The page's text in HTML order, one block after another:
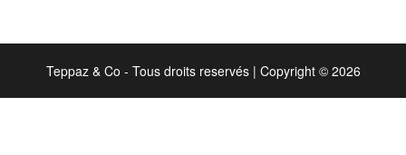
Teppaz & Co - Tous droits reservés | Copyright © 2026